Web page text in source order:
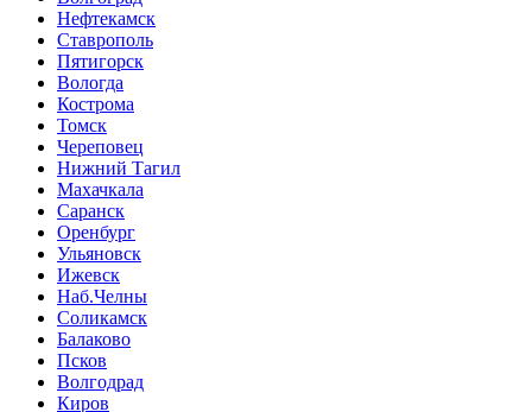
Нефтекамск
Ставрополь
Пятигорск
Вологда
Кострома
Томск
Череповец
Нижний Тагил
Махачкала
Саранск
Оренбург
Ульяновск
Ижевск
Наб.Челны
Соликамск
Балаково
Псков
Волгодрад
Киров